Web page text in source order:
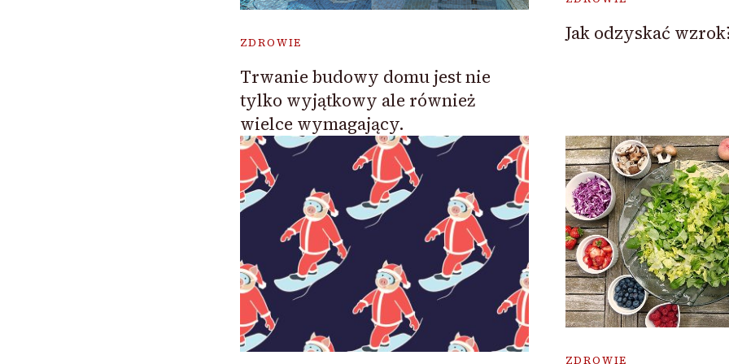
ZDROWIE
Trwanie budowy domu jest nie
tylko wyjątkowy ale również
wielce wymagający.
Jak odzyskać
ZDROWIE